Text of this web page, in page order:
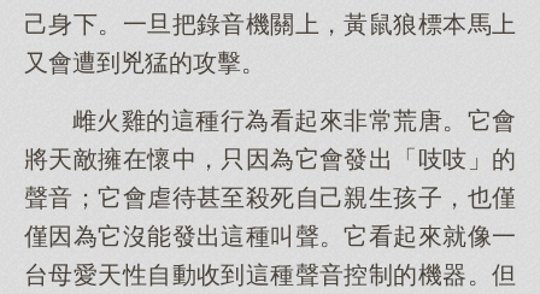
己身下。一旦把錄音機關上，黃鼠狼標本馬上
又會遭到兇猛的攻擊。
雌火雞的這種行為看起來非常荒唐。它會
將天敵擁在懷中，只因為它會發出「吱吱」的
聲音；它會虐待甚至殺死自己親生孩子，也僅
僅因為它沒能發出這種叫聲。它看起來就像一
台母愛天性自動收到這種聲音控制的機器。但